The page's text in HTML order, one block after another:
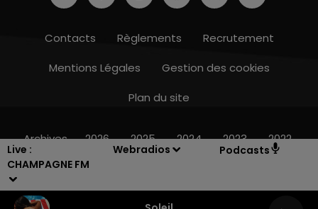
Live :
CHAMPAGNE FM
Webradios Podcasts
19h00 - 19h15
Contacts Règlements
Recrutement
Mentions Légales
Gestion des cookies
Plan du site
Archives 2026 2025 2024 2023 2022